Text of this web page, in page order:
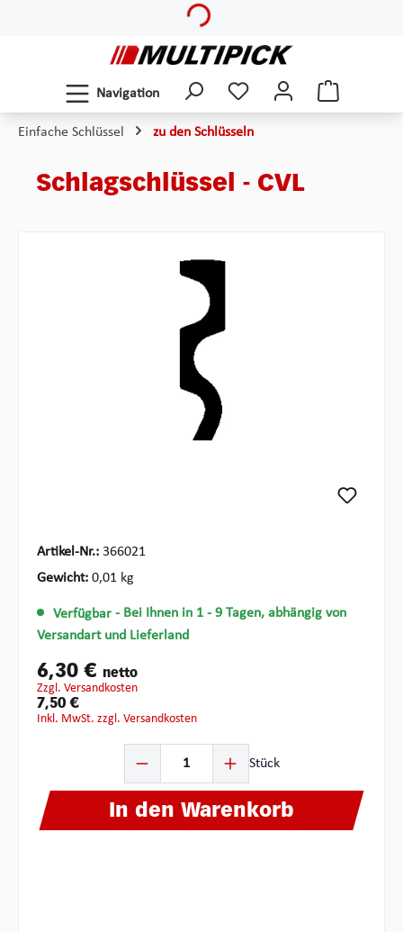
Navigation
Einfache Schlüssel zu den Schlüsseln
Schlagschlüssel - CVL
Bildergalerie überspringen
Artikel-Nr.: 366021
Gewicht: 0,01 kg
Verfügbar - Bei Ihnen in 1 - 9 Tagen, abhängig von
Versandart und Lieferland
6,30 € netto
zzgl. Versandkosten
7,50 €
inkl. MwSt. zzgl. Versandkosten
Stück
In den Warenkorb